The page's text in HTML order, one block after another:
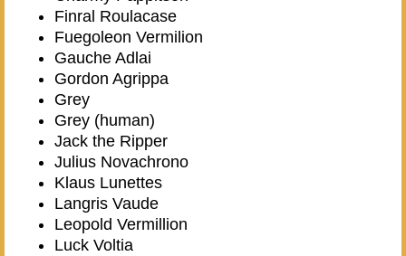
Finral Roulacase
Fuegoleon Vermilion
Gauche Adlai
Gordon Agrippa
Grey
Grey (human)
Jack the Ripper
Julius Novachrono
Klaus Lunettes
Langris Vaude
Leopold Vermillion
Luck Voltia